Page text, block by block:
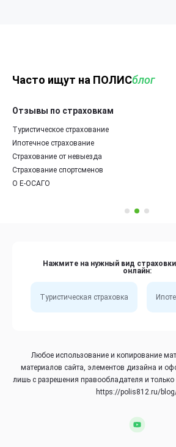
Часто ищут на ПОЛИСблог
Отзывы по страховкам
Туристическое страхование
Ипотечное страхование
Страхование от невыезда
Страхование спортсменов
О Е-ОСАГО
Нажмите на нужный вид
онлайн:
Туристическая страховка
Любое использование и копирование
материалов сайта, элементов дизайна и
лишь с разрешения правообладателя и
https://polis812.ru/